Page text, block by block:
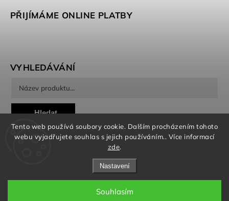
Tento web používá soubory cookie. Dalším procházením tohoto
webu vyjadřujete souhlas s jejich používáním.. Více informací
zde.
Nastavení
Souhlasím
PŘIJÍMÁME ONLINE PLATBY
VYHLEDÁVÁNÍ
Hledat